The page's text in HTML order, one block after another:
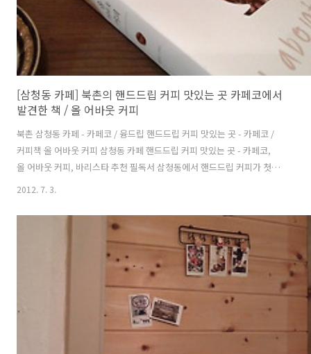
[삼청동 카페] 북촌의 핸드드립 커피 맛있는 곳 카페코에서
발견한 책 / 올 어바웃 커피
북촌 삼청동 카페 - 카페코 / 융드립 핸드드립 커피 맛있는 곳 - 카페코 /
커피책 올 어바웃 커피 삼청동 카페 핸드드립 커피 맛있는 곳 - 카페코,
올 어바웃 커피, 바리스타 추천 필독서 삼청동에서 핸드드립 커피가 첫번
째로 맛있는 카페코에 들러서 벽보기 자리에 앉았는데 못보던 책이 꽂혀
들 아시다시피 유명한 곳들 중에는 게거품 잔뜩에 얼토당토 돼도 않게 유
명하기만 한 곳이 92.18% 이상이기 때문이다. 그런데 삼청동에 숨어 있
는 카페코는 유명한 카페가 아니라 맛있고 멋있는 카페라서 정말 다행이
다. 휴~ 유명한 카페는 대개 맛은 없고 시끄럽기만 하다. 사람들이 좀비
처럼 꾸역꾸역 찾아가는 강원도의 어느 유명한 카페는 유명세 찾아 ..
2012. 7. 3.